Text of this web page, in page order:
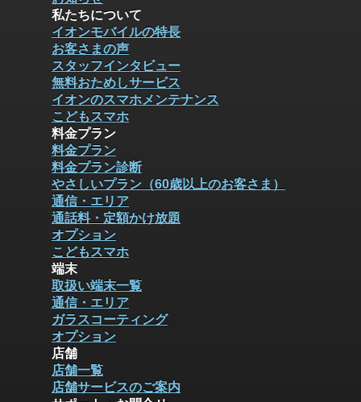
私たちについて
イオンモバイルの特長
お客さまの声
スタッフインタビュー
無料おためしサービス
イオンのスマホメンテナンス
こどもスマホ
料金プラン
料金プラン
料金プラン診断
やさしいプラン（60歳以上のお客さま）
通信・エリア
通話料・定額かけ放題
オプション
こどもスマホ
端末
取扱い端末一覧
通信・エリア
ガラスコーティング
オプション
店舗
店舗一覧
店舗サービスのご案内